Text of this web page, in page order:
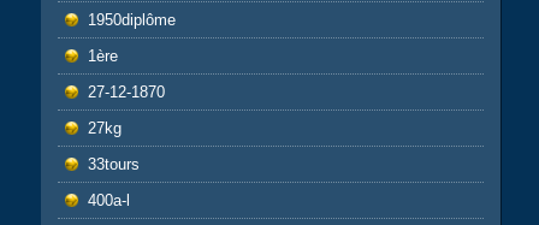
1950diplôme
1ère
27-12-1870
27kg
33tours
400a-l